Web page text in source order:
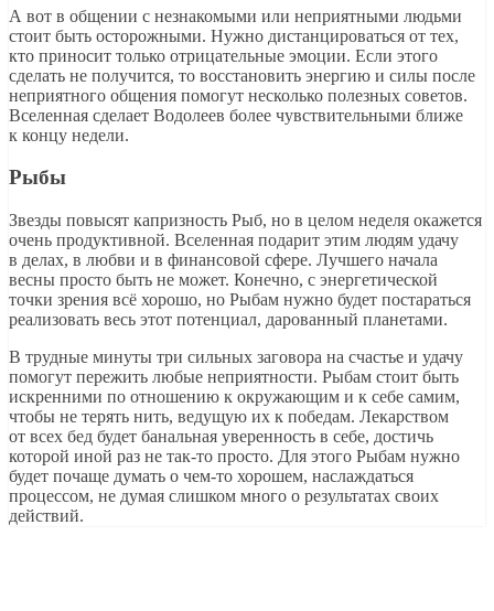
А вот в общении с незнакомыми или неприятными людьми
стоит быть осторожными. Нужно дистанцироваться от тех,
кто приносит только отрицательные эмоции. Если этого
сделать не получится, то восстановить энергию и силы после
неприятного общения помогут несколько полезных советов.
Вселенная сделает Водолеев более чувствительными ближе
к концу недели.
Рыбы
Звезды повысят капризность Рыб, но в целом неделя окажется
очень продуктивной. Вселенная подарит этим людям удачу
в делах, в любви и в финансовой сфере. Лучшего начала
весны просто быть не может. Конечно, с энергетической
точки зрения всё хорошо, но Рыбам нужно будет постараться
реализовать весь этот потенциал, дарованный планетами.
В трудные минуты три сильных заговора на счастье и удачу
помогут пережить любые неприятности. Рыбам стоит быть
искренними по отношению к окружающим и к себе самим,
чтобы не терять нить, ведущую их к победам. Лекарством
от всех бед будет банальная уверенность в себе, достичь
которой иной раз не так-то просто. Для этого Рыбам нужно
будет почаще думать о чем-то хорошем, наслаждаться
процессом, не думая слишком много о результатах своих
действий.